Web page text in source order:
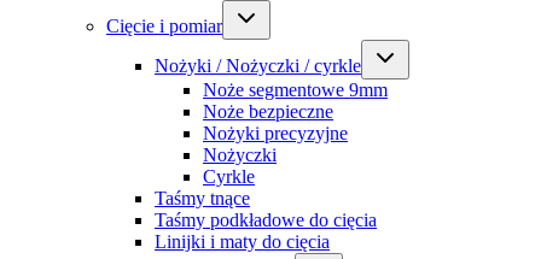
Cięcie i pomiar
Nożyki / Nożyczki / cyrkle
Noże segmentowe 9mm
Noże bezpieczne
Nożyki precyzyjne
Nożyczki
Cyrkle
Taśmy tnące
Taśmy podkładowe do cięcia
Linijki i maty do cięcia